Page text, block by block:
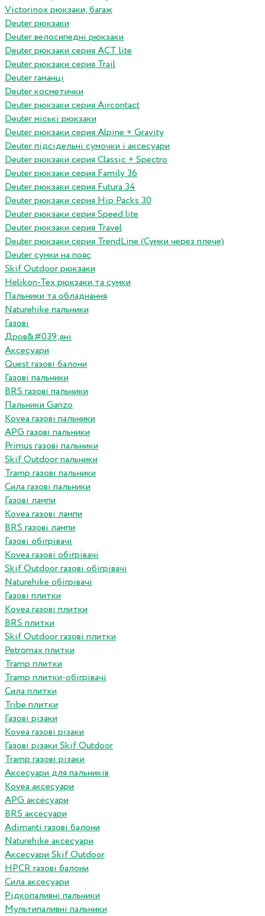
Victorinox рюкзаки, багаж
Deuter рюкзаки
Deuter велосипедні рюкзаки
Deuter рюкзаки серия ACT lite
Deuter рюкзаки серия Trail
Deuter гаманці
Deuter косметички
Deuter рюкзаки серия Aircontact
Deuter міські рюкзаки
Deuter рюкзаки серия Alpine + Gravity
Deuter підсідельні сумочки і аксесуари
Deuter рюкзаки серия Classic + Spectro
Deuter рюкзаки серия Family 36
Deuter рюкзаки серия Futura 34
Deuter рюкзаки серия Hip Packs 30
Deuter рюкзаки серия Speed lite
Deuter рюкзаки серия Travel
Deuter рюкзаки серия TrendLine (Сумки через плече)
Deuter сумки на пояс
Skif Outdoor рюкзаки
Helikon-Tex рюкзаки та сумки
Пальники та обладнання
Naturehike пальники
Газові
Дров&#039;яні
Аксесуари
Quest газові балони
Газові пальники
BRS газові пальники
Пальники Ganzo
Kovea газові пальники
APG газові пальники
Primus газові пальники
Skif Outdoor пальники
Tramp газові пальники
Сила газові пальники
Газові лампи
Kovea газові лампи
BRS газові лампи
Газові обігрівачі
Kovea газові обігрівачі
Skif Outdoor газові обігрівачі
Naturehike обігрівачі
Газові плитки
Kovea газові плитки
BRS плитки
Skif Outdoor газові плитки
Petromax плитки
Tramp плитки
Tramp плитки-обігрівачі
Сила плитки
Tribe плитки
Газові різаки
Kovea газові різаки
Газові різаки Skif Outdoor
Tramp газові різаки
Аксесуари для пальників
Kovea аксесуари
APG аксесуари
BRS аксесуари
Adimanti газові балони
Naturehike аксесуари
Аксесуари Skif Outdoor
HPCR газові балони
Сила аксесуари
Рідкопаливні пальники
Мультипаливні пальники